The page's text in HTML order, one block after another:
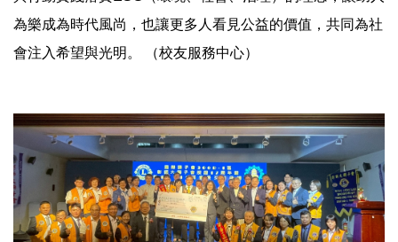
為樂成為時代風尚，也讓更多人看見公益的價值，共同為社
會注入希望與光明。 （校友服務中心）